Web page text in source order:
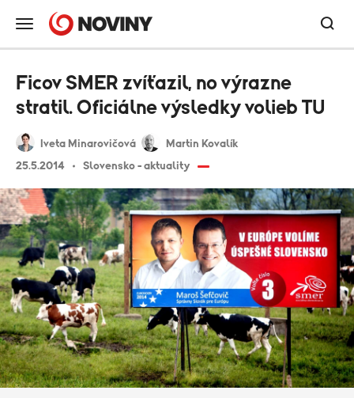
Iveta Minarovičová
Martin Kovalík
25.5.2014
Slovensko - aktuality
Ficov SMER zvíťazil, no výrazne
stratil. Oficiálne výsledky volieb TU